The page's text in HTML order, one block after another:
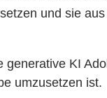
und sie
KI
umzusetzen ist.